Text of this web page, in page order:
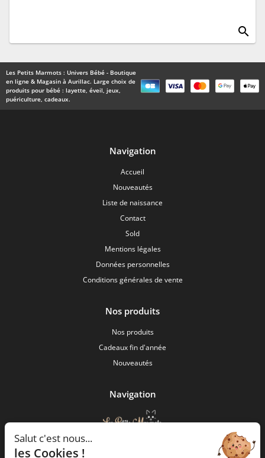
search
Les Petits Marmots : Univers Bébé - Boutique
en ligne & Magasin à Aurillac. Large choix de
produits pour bébé : layette, éveil, jeux,
puériculture, cadeaux.
Navigation
Accueil
Nouveautés
Liste de naissance
Contact
Sold
Mentions légales
Données personnelles
Conditions générales de vente
Nos produits
Nos produits
Cadeaux fin d'année
Nouveautés
Navigation
Salut c'est nous...
les Cookies !